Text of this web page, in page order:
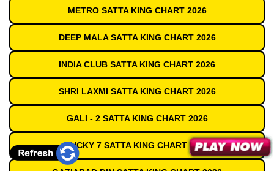
METRO SATTA KING CHART 2026
DEEP MALA SATTA KING CHART 2026
INDIA CLUB SATTA KING CHART 2026
SHRI LAXMI SATTA KING CHART 2026
GALI - 2 SATTA KING CHART 2026
LUCKY 7 SATTA KING CHART 2026